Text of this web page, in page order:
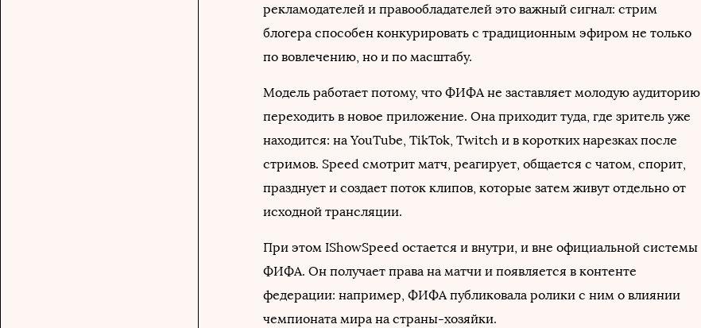
рекламодателей и правообладателей это важный сигнал: стрим
блогера способен конкурировать с традиционным эфиром не только
по вовлечению, но и по масштабу.
Модель работает потому, что ФИФА не заставляет молодую аудиторию
переходить в новое приложение. Она приходит туда, где зритель уже
находится: на YouTube, TikTok, Twitch и в коротких нарезках после
стримов. Speed смотрит матч, реагирует, общается с чатом, спорит,
празднует и создает поток клипов, которые затем живут отдельно от
исходной трансляции.
При этом IShowSpeed остается и внутри, и вне официальной системы
ФИФА. Он получает права на матчи и появляется в контенте
федерации: например, ФИФА публиковала ролики с ним о влиянии
чемпионата мира на страны-хозяйки.